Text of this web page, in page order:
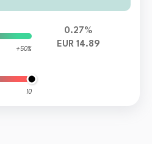
+50%
10
0.27%
EUR 14.89